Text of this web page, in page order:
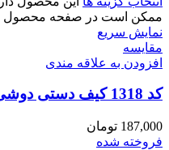
ممکن است در صفحه محصول
نمایش سریع
مقايسه
افزودن به علاقه مندی
کد 1318 کیف دستی دوشی زنانه طرح ولنتینو
187,000 تومان
فروخته شده